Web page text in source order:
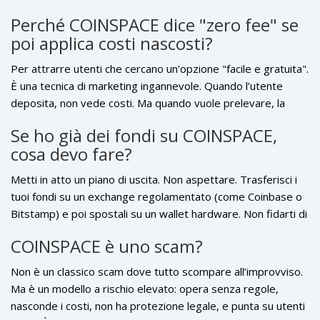
legale. Le recensioni su 22 utenti non sono statisticamente
valide e non rappresentano il rischio reale.
Perché COINSPACE dice "zero fee" se
poi applica costi nascosti?
Per attrarre utenti che cercano un’opzione "facile e gratuita".
È una tecnica di marketing ingannevole. Quando l’utente
deposita, non vede costi. Ma quando vuole prelevare, la
costo reale della transazione blockchain. Questo permette a
COINSPACE di guadagnare senza dichiararlo apertamente.
Se ho già dei fondi su COINSPACE,
cosa devo fare?
Metti in atto un piano di uscita. Non aspettare. Trasferisci i
tuoi fondi su un exchange regolamentato (come Coinbase o
Bitstamp) e poi spostali su un wallet hardware. Non fidarti di
rischi di non poter più prelevare, soprattutto se la
piattaforma viene chiusa o bloccata dalle autorità.
COINSPACE è uno scam?
Non è un classico scam dove tutto scompare all’improvviso.
Ma è un modello a rischio elevato: opera senza regole,
nasconde i costi, non ha protezione legale, e punta su utenti